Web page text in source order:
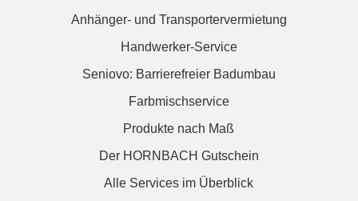
Anhänger- und Transportervermietung
Handwerker-Service
Seniovo: Barrierefreier Badumbau
Farbmischservice
Produkte nach Maß
Der HORNBACH Gutschein
Alle Services im Überblick